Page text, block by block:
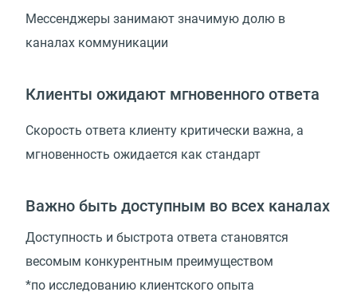
Мессенджеры занимают значимую долю в
каналах коммуникации
Клиенты ожидают мгновенного ответа
Скорость ответа клиенту критически важна, а
мгновенность ожидается как стандарт
Важно быть доступным во всех каналах
Доступность и быстрота ответа становятся
весомым конкурентным преимуществом
*по исследованию клиентского опыта